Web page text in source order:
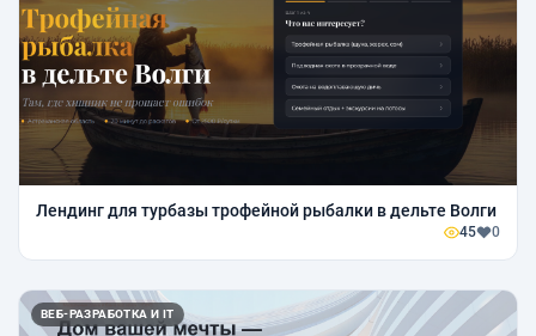
Лендинг для турбазы трофейной рыбалки в дельте Волги
45 0
ВЕБ-РАЗРАБОТКА И IT